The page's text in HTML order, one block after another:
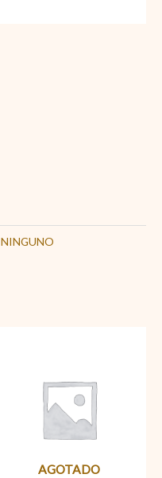
NINGUNO
AGOTADO